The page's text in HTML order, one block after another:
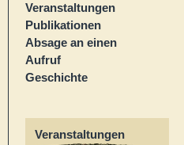
Veranstaltungen
Publikationen
Absage an einen
Aufruf
Geschichte
Veranstaltungen